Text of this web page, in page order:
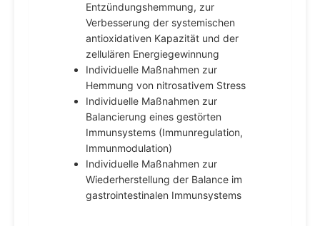
Entzündungshemmung, zur
Verbesserung der systemischen
antioxidativen Kapazität und der
zellulären Energiegewinnung
Individuelle Maßnahmen zur
Hemmung von nitrosativem Stress
Individuelle Maßnahmen zur
Balancierung eines gestörten
Immunsystems (Immunregulation,
Immunmodulation)
Individuelle Maßnahmen zur
Wiederherstellung der Balance im
gastrointestinalen Immunsystems